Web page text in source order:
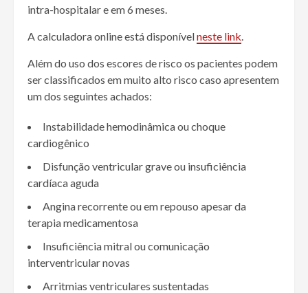
intra-hospitalar e em 6 meses.
A calculadora online está disponívelneste link
Além do uso dos escores de risco os pacientes podem
ser classificados em muito alto risco caso apresentem
um dos seguintes achados:
Instabilidade hemodinâmica ou choque
cardiogênico
Disfunção ventricular grave ou insuficiência
cardíaca aguda
Angina recorrente ou em repouso apesar da
terapia medicamentosa
Insuficiência mitral ou comunicação
interventricular novas
Arritmias ventriculares sustentadas